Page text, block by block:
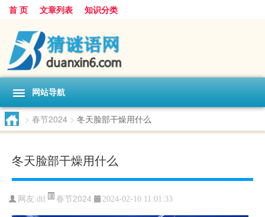
首 页 文章列表 知识分类
网站导航
> 春节2024 > 冬天脸部干燥用什么
冬天脸部干燥用什么
网友:dtl 春节2024 2024-02-10 11:01:33